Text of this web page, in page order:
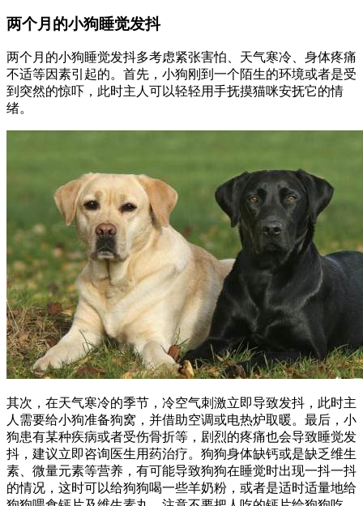
两个月的小狗睡觉发抖
两个月的小狗睡觉发抖多考虑紧张害怕、天气寒冷、身体疼痛
不适等因素引起的。首先，小狗刚到一个陌生的环境或者是受
到突然的惊吓，此时主人可以轻轻用手抚摸猫咪安抚它的情
绪。
其次，在天气寒冷的季节，冷空气刺激立即导致发抖，此时主
人需要给小狗准备狗窝，并借助空调或电热炉取暖。最后，小
狗患有某种疾病或者受伤骨折等，剧烈的疼痛也会导致睡觉发
抖，建议立即咨询医生用药治疗。狗狗身体缺钙或是缺乏维生
素、微量元素等营养，有可能导致狗狗在睡觉时出现一抖一抖
的情况，这时可以给狗狗喝一些羊奶粉，或者是适时适量地给